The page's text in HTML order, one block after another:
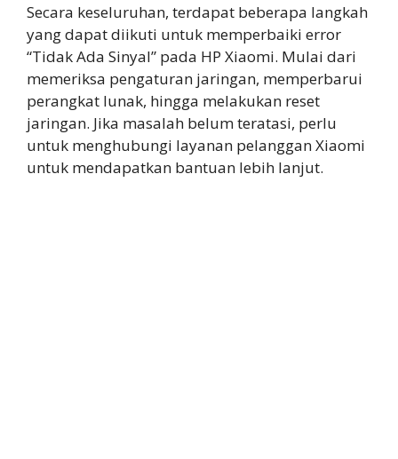
Secara keseluruhan, terdapat beberapa langkah
yang dapat diikuti untuk memperbaiki error
“Tidak Ada Sinyal” pada HP Xiaomi. Mulai dari
memeriksa pengaturan jaringan, memperbarui
perangkat lunak, hingga melakukan reset
jaringan. Jika masalah belum teratasi, perlu
untuk menghubungi layanan pelanggan Xiaomi
untuk mendapatkan bantuan lebih lanjut.